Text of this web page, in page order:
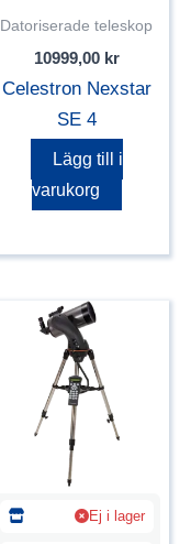
Datoriserade teleskop
10999,00 kr
Celestron Nexstar
SE 4
Lägg till i
varukorg
Ej i lager